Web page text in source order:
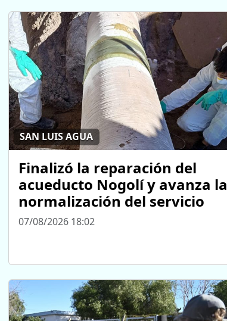
SAN LUIS AGUA
Finalizó la reparación del
acueducto Nogolí y avanza la
normalización del servicio
07/08/2026 18:02